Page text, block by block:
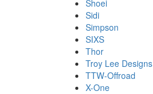
Shoei
Sidi
Simpson
SIXS
Thor
Troy Lee Designs
TTW-Offroad
X-One